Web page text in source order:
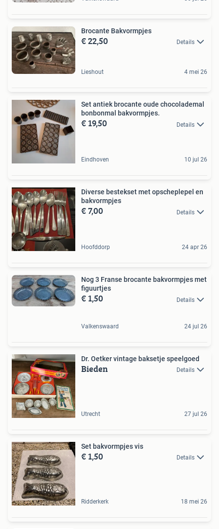
Brocante Bakvormpjes
€ 22,50 Details
Lieshout 4 mei 26
Set antiek brocante oude chocolademal
bonbonmal bakvormpjes.
€ 19,50 Details
Eindhoven 10 jul 26
Diverse bestekset met opscheplepel en
bakvormpjes
€ 7,00 Details
Hoofddorp 24 apr 26
Nog 3 Franse brocante bakvormpjes met
figuurtjes
€ 1,50 Details
Valkenswaard 24 jul 26
Dr. Oetker vintage baksetje speelgoed
Bieden Details
Utrecht 27 jul 26
Set bakvormpjes vis
€ 1,50 Details
Ridderkerk 18 mei 26